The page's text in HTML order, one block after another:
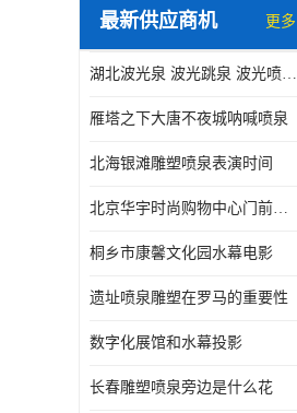
珍珠泉
最新供应商机 更多
湖北波光泉 波光跳泉 波光喷泉设备厂家
雁塔之下大唐不夜城呐喊喷泉
北海银滩雕塑喷泉表演时间
北京华宇时尚购物中心门前喷泉 精度高
桐乡市康馨文化园水幕电影
遗址喷泉雕塑在罗马的重要性
数字化展馆和水幕投影
长春雕塑喷泉旁边是什么花